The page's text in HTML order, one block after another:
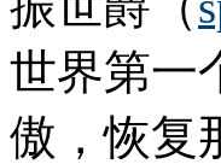
世界第一
傲，恢复